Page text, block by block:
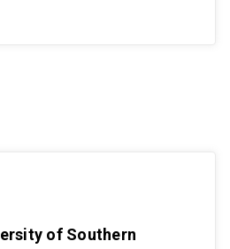
of Southern